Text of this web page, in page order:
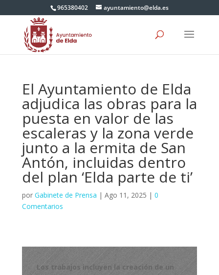
965380402 ayuntamiento@elda.es
El Ayuntamiento de Elda
adjudica las obras para la
puesta en valor de las
escaleras y la zona verde
junto a la ermita de San
Antón, incluidas dentro
del plan ‘Elda parte de ti’
por Gabinete de Prensa | Ago 11, 2025 | 0
Comentarios
Los trabajos incluyen la creación de un